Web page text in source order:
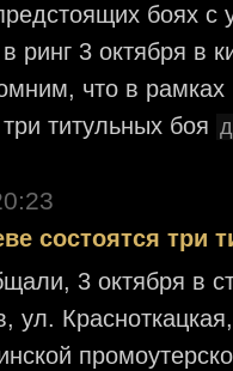
боях с
ринг 3 октября в
что в рамках
титульных боя
состоятся три
3 октября в
ул.